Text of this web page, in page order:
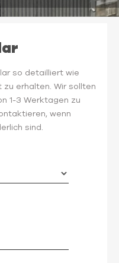
so detailliert wie
zu erhalten. Wir sollten
1-3 Werktagen zu
wenn
sind.